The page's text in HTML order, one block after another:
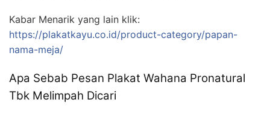
Kabar Menarik yang lain klik:
https://plakatkayu.co.id/product-category/papan-
nama-meja/
Apa Sebab Pesan Plakat Wahana Pronatural
Tbk Melimpah Dicari